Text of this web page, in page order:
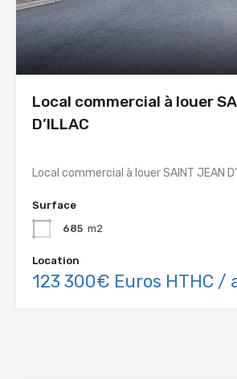
Local commercial à louer
D’ILLAC
Local commercial à louer SAINT JEAN
Surface
685 m2
Location
123 300€ Euros HTHC /